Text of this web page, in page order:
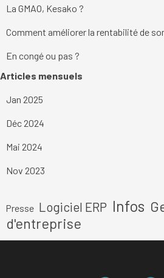
La GMAO, Kesako ?
Comment améliorer la rentabilité de
En congé ou pas ?
Sauter le bloc Articles mensuels
Articles mensuels
Jan 2025
Déc 2024
Mai 2024
Nov 2023
Presse Logiciel ERP Infos
d'entreprise